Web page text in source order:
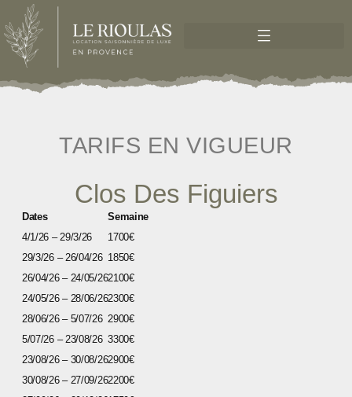
TARIFS EN VIGUEUR
Clos Des Figuiers
Dates
4/1/26 – 29/3/26
29/3/26 – 26/04/26
26/04/26 – 24/05/26
24/05/26 – 28/06/26
28/06/26 – 5/07/26
5/07/26 – 23/08/26
23/08/26 – 30/08/26
30/08/26 – 27/09/26
Semaine
1700€
1850€
2100€
2300€
2900€
3300€
2900€
2200€